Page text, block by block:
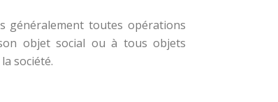
généralement toutes opérations
objet social ou à tous objets
société.